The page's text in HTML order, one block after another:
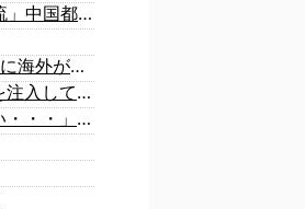
中国「台風接近！」台風13号「三峡直撃予測」中国「上流大洪水！（三峡上流」中国都市「8/5の映像（動画」三峡ダム「緊急放流（決壊危機」中国「下流大水害（震え声」→
海外「あるある！」日本を旅行した外国人が患う新たな症状「日本語PTSD」に海外が大騒ぎ
韓国が独自開発したと自慢する甘いトマト、実はそこら辺のトマトに砂糖水を注入していただけなのが判明して大問題にw
韓国人「大韓航空の熊本地震飲料水支援に対する日本人の反応をご覧ください・・・」→「」